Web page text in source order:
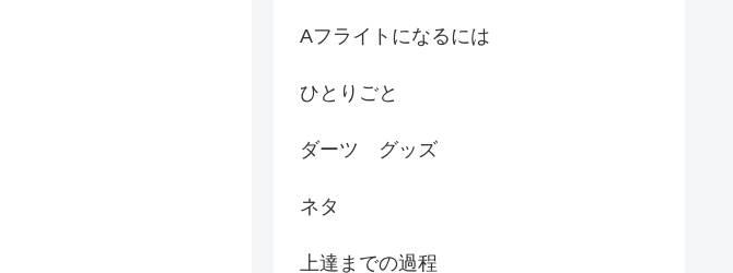
Aフライトになるには
ひとりごと
ダーツ グッズ
ネタ
上達までの過程